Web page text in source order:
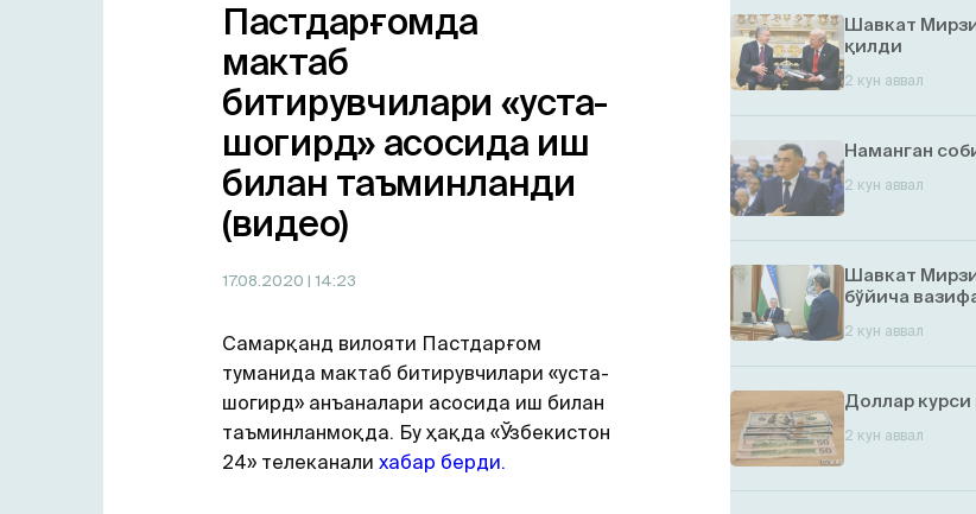
Пастдарғомда
мактаб
битирувчилари «уста-
шогирд» асосида иш
билан таъминланди
(видео)
17.08.2020 | 14:23
Самарқанд вилояти Пастдарғом
туманида мактаб битирувчилари «уста-
шогирд» анъаналари асосида иш билан
таъминланмоқда. Бу ҳақда «Ўзбекистон
24» телеканали хабар берди.
Шавкат
қилди
2 кун аввал
Наманган
2 кун аввал
Шавкат
бўйича
2 кун аввал
Доллар
2 кун аввал